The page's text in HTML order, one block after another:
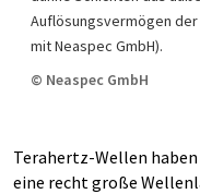
Auflösungsvermögen der
mit Neaspec GmbH).
© Neaspec GmbH
Terahertz-Wellen
eine recht große